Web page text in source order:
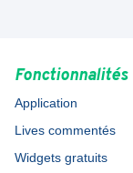
Fonctionnalités
Application
Lives commentés
Widgets gratuits